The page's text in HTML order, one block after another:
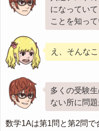
になってい
ことを知っ
え、そんな
多くの受験
ない所に問題
数学1Aは第1問と第2問